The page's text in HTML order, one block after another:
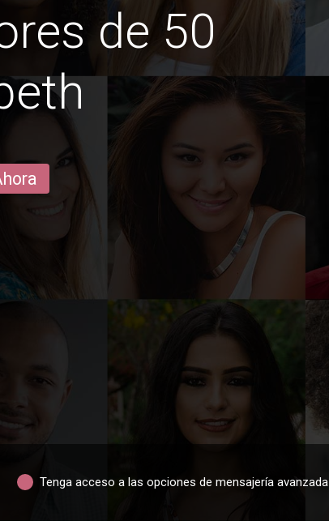
de 50
Tenga acceso a las opciones de mensajería avanzada